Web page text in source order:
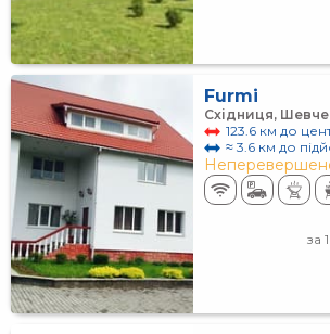
Furmi
Східниця,
123.6 км до
≈ 3.6 км до
за